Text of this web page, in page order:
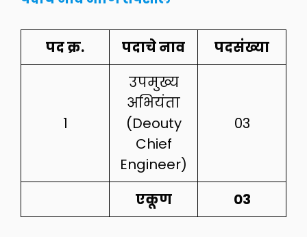
पद क्र. पदाचे नाव पदसंख्या
1
उपमुख्य
अभियंता
(Deouty
Chief
Engineer)
03
एकूण 03